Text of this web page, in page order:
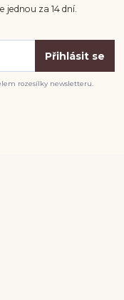
jednou za 14 dní.
Přihlásit se
rozesílky newsletteru.